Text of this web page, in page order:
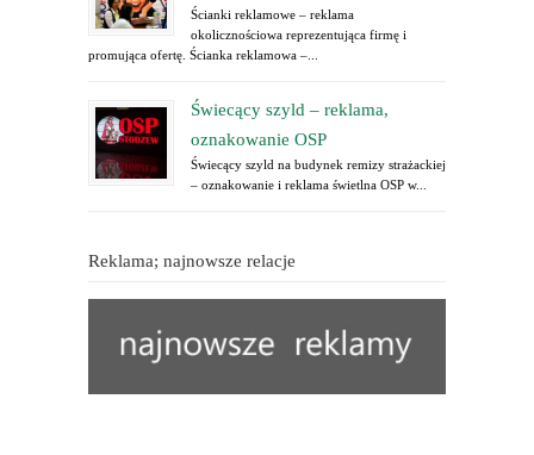
Ścianki reklamowe – reklama
okolicznościowa reprezentująca firmę i
promująca ofertę. Ścianka reklamowa –...
Świecący szyld – reklama,
oznakowanie OSP
Świecący szyld na budynek remizy strażackiej
– oznakowanie i reklama świetlna OSP w...
Reklama; najnowsze relacje